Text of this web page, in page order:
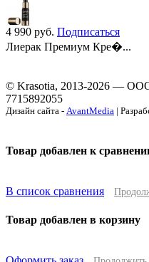
4 990 руб. Подписаться
Лиерак Премиум Кре�...
© Krasotia, 2013-2026 —
7715892055
Дизайн сайта - AvantMedia |
Товар добавлен к
В список сравнения
Товар добавлен в корзину